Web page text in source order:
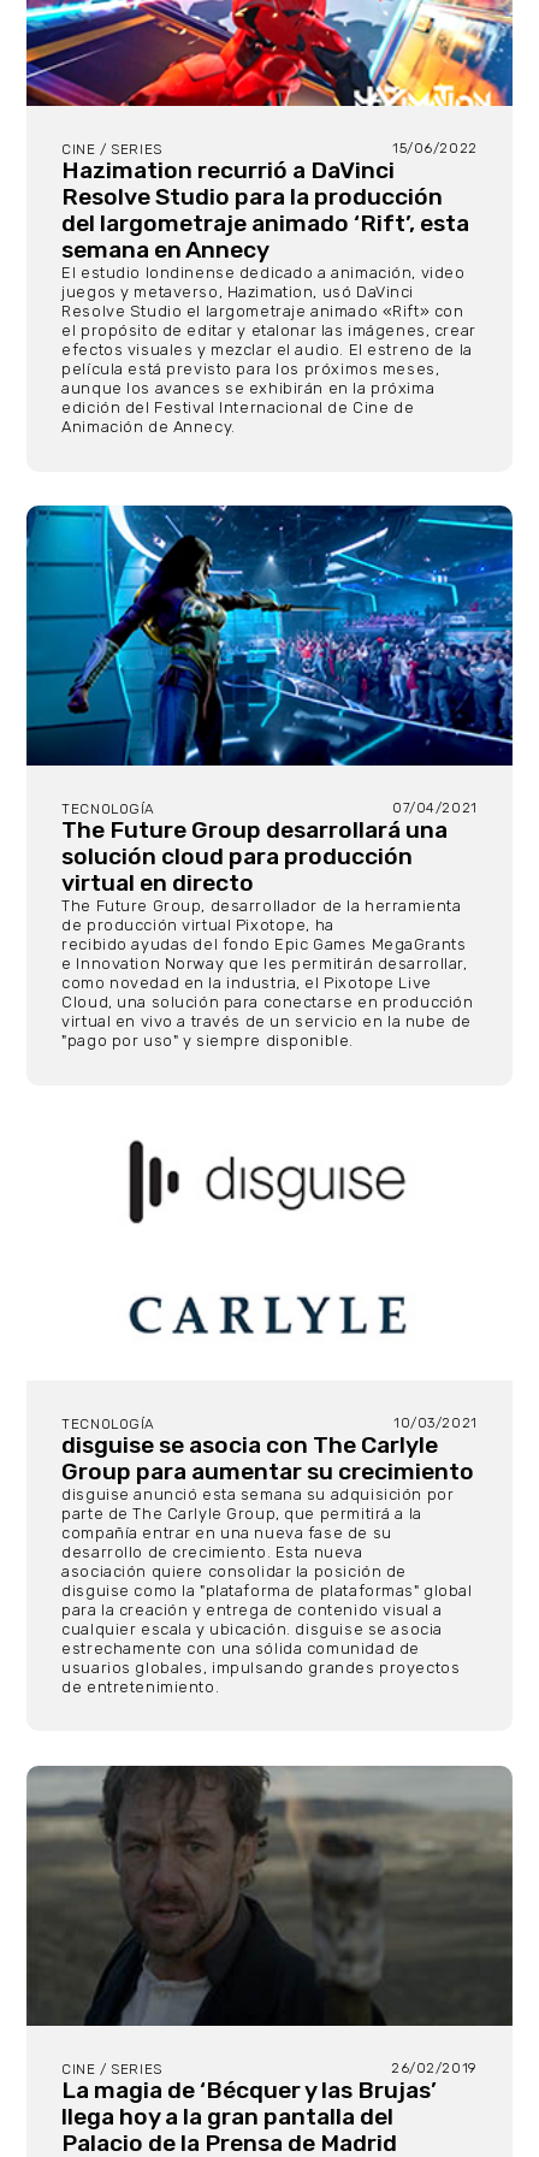
CINE / SERIES 15/06/2022
Hazimation recurrió a DaVinci
Resolve Studio para la producción
del largometraje animado ‘Rift’, esta
semana en Annecy
El estudio londinense dedicado a animación, video
juegos y metaverso, Hazimation, usó DaVinci
Resolve Studio el largometraje animado «Rift» con
el propósito de editar y etalonar las imágenes, crear
efectos visuales y mezclar el audio. El estreno de la
película está previsto para los próximos meses,
aunque los avances se exhibirán en la próxima
edición del Festival Internacional de Cine de
Animación de Annecy.
TECNOLOGÍA 07/04/2021
The Future Group desarrollará una
solución cloud para producción
virtual en directo
The Future Group, desarrollador de la herramienta
de producción virtual Pixotope, ha
recibido ayudas del fondo Epic Games MegaGrants
e Innovation Norway que les permitirán desarrollar,
como novedad en la industria, el Pixotope Live
Cloud, una solución para conectarse en producción
virtual en vivo a través de un servicio en la nube de
"pago por uso" y siempre disponible.
TECNOLOGÍA 10/03/2021
disguise se asocia con The Carlyle
Group para aumentar su crecimiento
disguise anunció esta semana su adquisición por
parte de The Carlyle Group, que permitirá a la
compañía entrar en una nueva fase de su
desarrollo de crecimiento. Esta nueva
asociación quiere consolidar la posición de
disguise como la "plataforma de plataformas" global
para la creación y entrega de contenido visual a
cualquier escala y ubicación. disguise se asocia
estrechamente con una sólida comunidad de
usuarios globales, impulsando grandes proyectos
de entretenimiento.
CINE / SERIES 26/02/2019
La magia de ‘Bécquer y las Brujas’
llega hoy a la gran pantalla del
Palacio de la Prensa de Madrid